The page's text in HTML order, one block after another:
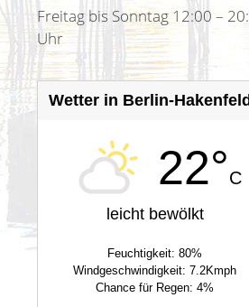
Freitag bis Sonntag 12:00 –
Uhr
Wetter in Berlin-
22°C
leicht bewölkt
Feuchtigkeit: 80%
Windgeschwindigkeit: 7.2Kmph
Chance für Regen: 4%